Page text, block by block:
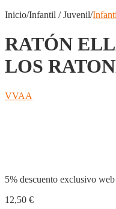
Inicio/Infantil / Juvenil/
RATÓN
LOS
VVAA
5% descuento exclusivo web
12,50 €